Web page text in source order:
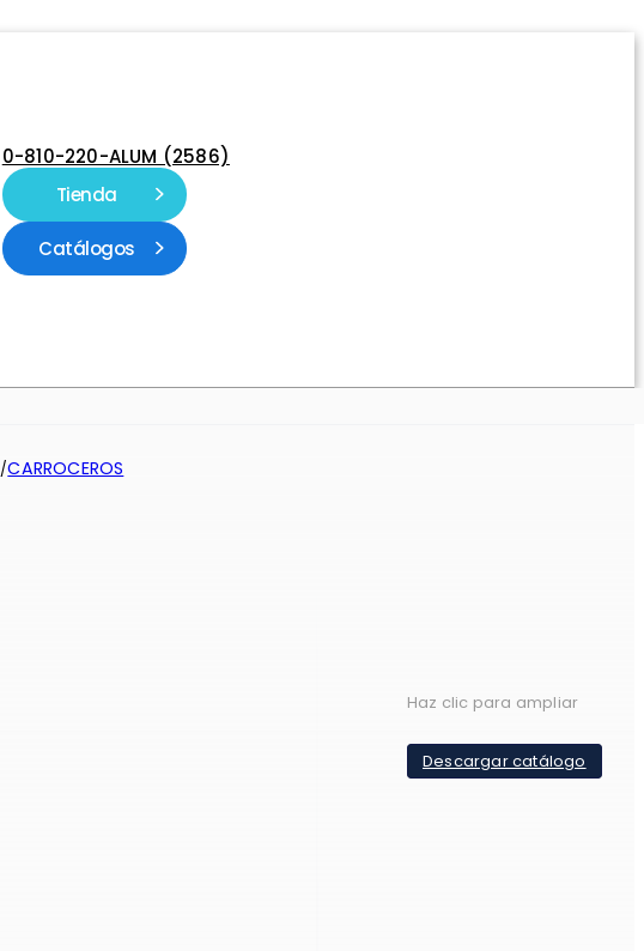
0-810-220-ALUM (2586)
Tienda
Catálogos
/CARROCEROS
Haz clic para ampliar
Descargar catálogo